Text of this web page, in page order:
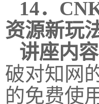
14．
资源新玩
讲座内容
破对知网
的免费使